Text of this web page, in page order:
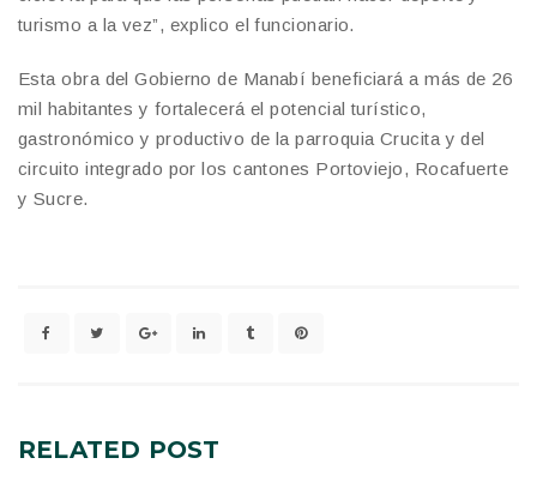
turismo a la vez”, explico el funcionario.
Esta obra del Gobierno de Manabí beneficiará a más de 26
mil habitantes y fortalecerá el potencial turístico,
gastronómico y productivo de la parroquia Crucita y del
circuito integrado por los cantones Portoviejo, Rocafuerte
y Sucre.
RELATED POST